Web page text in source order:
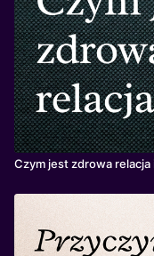
Czym jest zdrowa relacja